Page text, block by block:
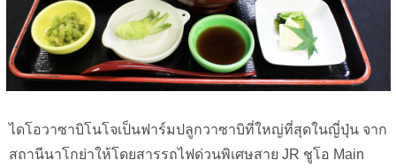
ไดโอวาซาบิโนโจเป็นฟาร์มปลูกวาซาบิที่ใหญ่ที่สุดในญี่ปุ่น จาก
สถานีนาโกย่าให้โดยสารรถไฟด่วนพิเศษสาย JR ชูโอ Main